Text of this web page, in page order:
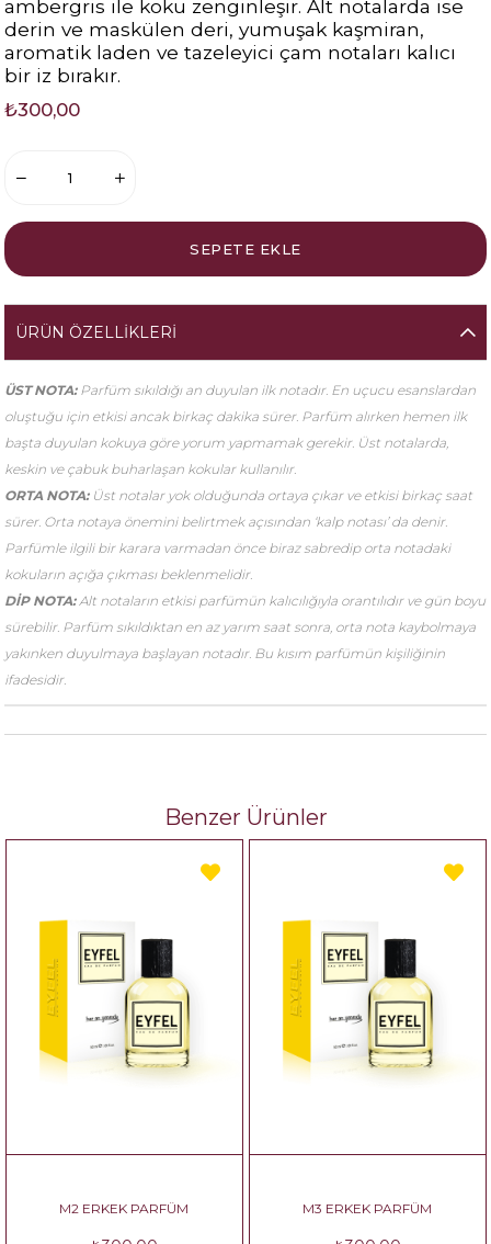
ambergris ile koku zenginleşir. Alt notalarda ise
derin ve maskülen deri, yumuşak kaşmiran,
aromatik laden ve tazeleyici çam notaları kalıcı
bir iz bırakır.
₺300,00
ÜRÜN ÖZELLIKLERI
ÜST NOTA:Parfüm sıkıldığı an duyulan ilk notadır. En uçucu esanslardan
oluştuğu için etkisi ancak birkaç dakika sürer. Parfüm alırken hemen ilk
başta duyulan kokuya göre yorum yapmamak gerekir. Üst notalarda,
keskin ve çabuk buharlaşan kokular kullanılır.
ORTA NOTA: Üst notalar yok olduğunda ortaya çıkar ve etkisi birkaç saat
sürer. Orta notaya önemini belirtmek açısından ‘kalp notası’ da denir.
Parfümle ilgili bir karara varmadan önce biraz sabredip orta notadaki
kokuların açığa çıkması beklenmelidir.
DİP NOTA:Alt notaların etkisi parfümün kalıcılığıyla orantılıdır ve gün boyu
sürebilir. Parfüm sıkıldıktan en az yarım saat sonra, orta nota kaybolmaya
yakınken duyulmaya başlayan notadır. Bu kısım parfümün kişiliğinin
ifadesidir.
Benzer Ürünler
M2 ERKEK PARFÜM M3 ERKEK PARFÜM